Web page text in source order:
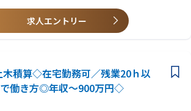
求人エントリー
木積算◇在宅勤務可／残業20ｈ以
働き方◎年収～900万円◇